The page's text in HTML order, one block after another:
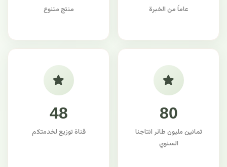
عاماً من الخبرة منتج متنوع
80
ثمانين مليون طائر انتاجنا
السنوي
48
قناة توزيع لخدمتكم